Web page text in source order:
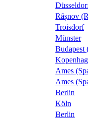
Râșnov
Troisdorf
Münster
Budapest
Ames
Ames
Berlin
Köln
Berlin